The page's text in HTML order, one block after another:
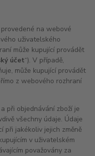
na webové
uživatelského
může kupující provádět
účet“). V případě,
může kupující provádět
z webového rozhraní
při objednávání zboží je
všechny údaje. Údaje
při jakékoliv jejich změně
v uživatelském
považovány za